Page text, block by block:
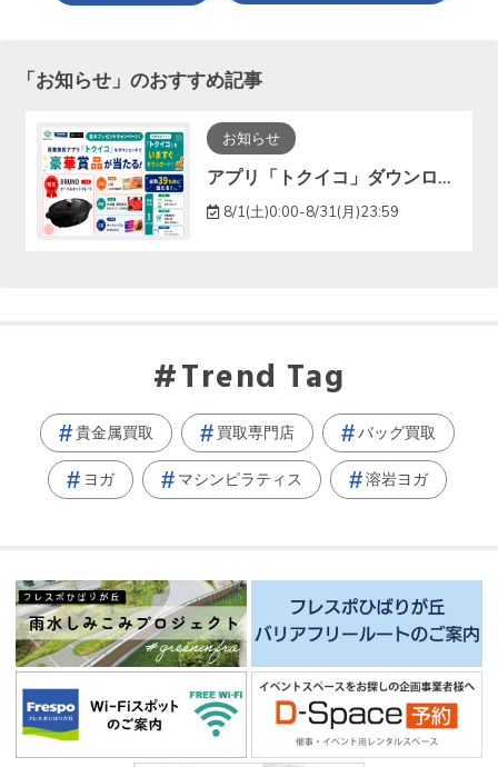
「お知らせ 」のおすすめ記事
お知らせ
アプリ「トクイコ」ダウンロードで豪華賞品が当たる！
8/1(土)0:00-8/31(月)23:59
Trend Tag
貴金属買取 買取専門店 バッグ買取
ヨガ マシンピラティス 溶岩ヨガ